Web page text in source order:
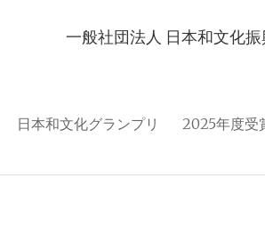
一般社団法人 日本和文化
日本和文化グランプリ 2025年度受